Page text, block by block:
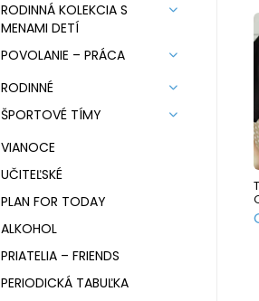
RODINNÁ KOLEKCIA S
MENAMI DETÍ
POVOLANIE – PRÁCA
RODINNÉ
ŠPORTOVÉ TÍMY
VIANOCE
UČITEĽSKÉ
PLAN FOR TODAY
ALKOHOL
PRIATELIA – FRIENDS
PERIODICKÁ TABUĽKA